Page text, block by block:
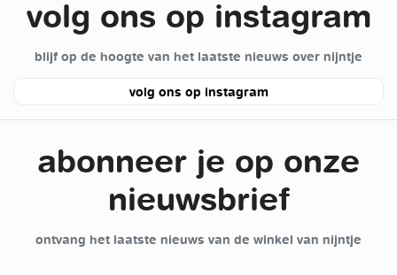
volg ons op instagram
blijf op de hoogte van het laatste nieuws over nijntje
volg ons op instagram
abonneer je op onze
nieuwsbrief
ontvang het laatste nieuws van de winkel van nijntje